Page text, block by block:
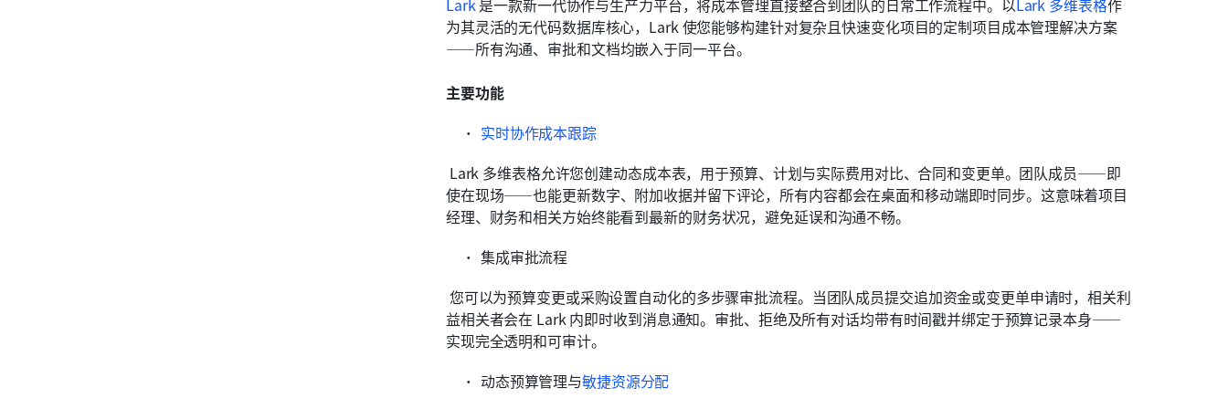
Lark 是一款新一代协作与生产力平台，将成本管理直接整合到团队的日常工作流程中。以Lark 多维表格作
为其灵活的无代码数据库核心，Lark 使您能够构建针对复杂且快速变化项目的定制项目成本管理解决方案
——所有沟通、审批和文档均嵌入于同一平台。
主要功能
实时协作成本跟踪
使在现场——也能更新数字、附加收据并留下评论，所有内容都会在桌面和移动端即时同步。这意味着项目
经理、财务和相关方始终能看到最新的财务状况，避免延误和沟通不畅。
集成审批流程
益相关者会在 Lark 内即时收到消息通知。审批、拒绝及所有对话均带有时间戳并绑定于预算记录本身——
实现完全透明和可审计。
动态预算管理与敏捷资源分配